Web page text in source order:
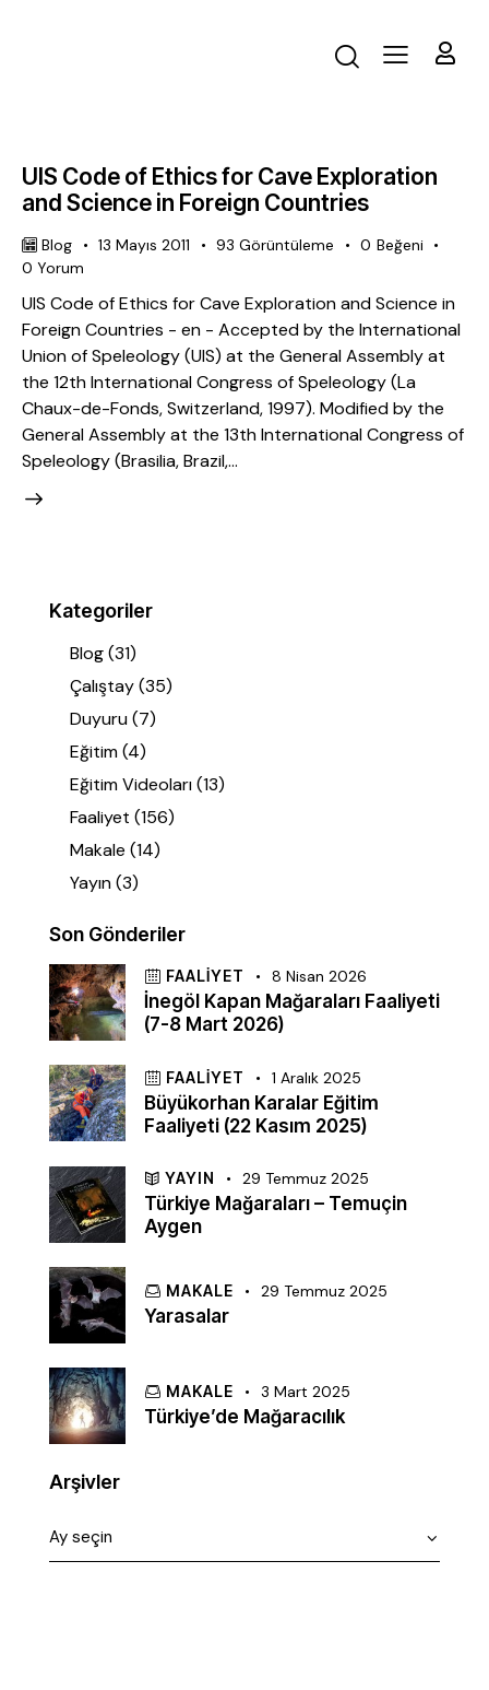
UIS Code of Ethics for Cave Exploration
and Science in Foreign Countries
Blog 13 Mayıs 2011 93 Görüntüleme 0 Beğeni
0 Yorum
UIS Code of Ethics for Cave Exploration and Science in
Foreign Countries - en - Accepted by the International
Union of Speleology (UIS) at the General Assembly at
the 12th International Congress of Speleology (La
Chaux-de-Fonds, Switzerland, 1997). Modified by the
General Assembly at the 13th International Congress of
Speleology (Brasilia, Brazil,…
Kategoriler
Blog(31)
Çalıştay(35)
Duyuru(7)
Eğitim(4)
Eğitim Videoları(13)
Faaliyet (156)
Makale (14)
Yayın(3)
Son Gönderiler
FAALIYET 8 Nisan 2026
İnegöl Kapan Mağaraları Faaliyeti
(7-8 Mart 2026)
FAALIYET 1 Aralık 2025
Büyükorhan Karalar Eğitim
Faaliyeti (22 Kasım 2025)
YAYIN 29 Temmuz 2025
Türkiye Mağaraları – Temuçin
Aygen
MAKALE 29 Temmuz 2025
Yarasalar
MAKALE 3 Mart 2025
Türkiye’de Mağaracılık
Arşivler